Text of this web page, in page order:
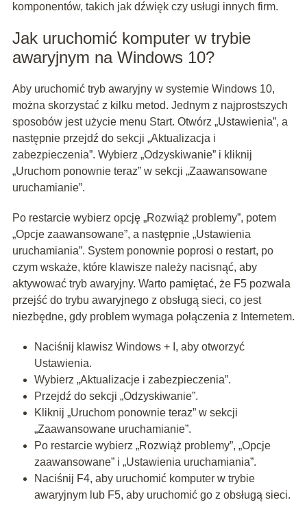
komponentów, takich jak dźwięk czy usługi innych firm.
Jak uruchomić komputer w trybie
awaryjnym na Windows 10?
Aby uruchomić tryb awaryjny w systemie Windows 10,
można skorzystać z kilku metod. Jednym z najprostszych
sposobów jest użycie menu Start. Otwórz „Ustawienia”, a
następnie przejdź do sekcji „Aktualizacja i
zabezpieczenia”. Wybierz „Odzyskiwanie” i kliknij
„Uruchom ponownie teraz” w sekcji „Zaawansowane
uruchamianie”.
Po restarcie wybierz opcję „Rozwiąż problemy”, potem
„Opcje zaawansowane”, a następnie „Ustawienia
uruchamiania”. System ponownie poprosi o restart, po
czym wskaże, które klawisze należy nacisnąć, aby
aktywować tryb awaryjny. Warto pamiętać, że F5 pozwala
przejść do trybu awaryjnego z obsługą sieci, co jest
niezbędne, gdy problem wymaga połączenia z Internetem.
Naciśnij klawisz Windows + I, aby otworzyć
Ustawienia.
Wybierz „Aktualizacje i zabezpieczenia”.
Przejdź do sekcji „Odzyskiwanie”.
Kliknij „Uruchom ponownie teraz” w sekcji
„Zaawansowane uruchamianie”.
Po restarcie wybierz „Rozwiąż problemy”, „Opcje
zaawansowane” i „Ustawienia uruchamiania”.
Naciśnij F4, aby uruchomić komputer w trybie
awaryjnym lub F5, aby uruchomić go z obsługą sieci.